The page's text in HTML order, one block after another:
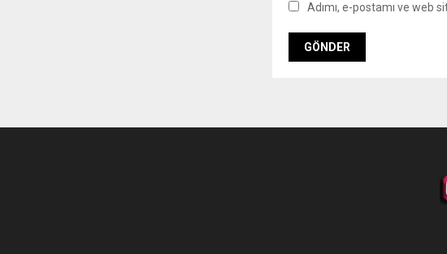
Adımı, e-postamı ve web